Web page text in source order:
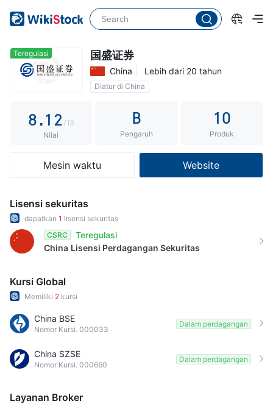
Teregulasi 国盛证券
China Lebih dari 20 tahun
Diatur di China
3
5
6
8.1
2
3
5
6
7
9
0
2
3
4
6
7
8
/10
Nilai
B
Pengaruh
10
Produk
Mesin waktu Website
Lisensi sekuritas
dapatkan 1 lisensi sekuritas
CSRC
Teregulasi
China Lisensi Perdagangan Sekuritas
Kursi Global
Memiliki 2 kursi
China BSE
Nomor Kursi. 000033
Dalam perdagangan
China SZSE
Nomor Kursi. 000660
Dalam perdagangan
Layanan Broker